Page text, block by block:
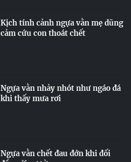
Kịch tính cảnh ngựa vằn mẹ dũng
cảm cứu con thoát chết
Ngựa vằn nhảy nhót như ngáo đá
khi thấy mưa rơi
Ngựa vằn chết đau đớn khi đối